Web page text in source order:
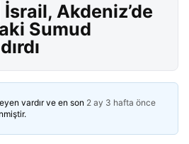
Akdeniz’de
Sumud
vardır ve en son 2 ay 3 hafta önce